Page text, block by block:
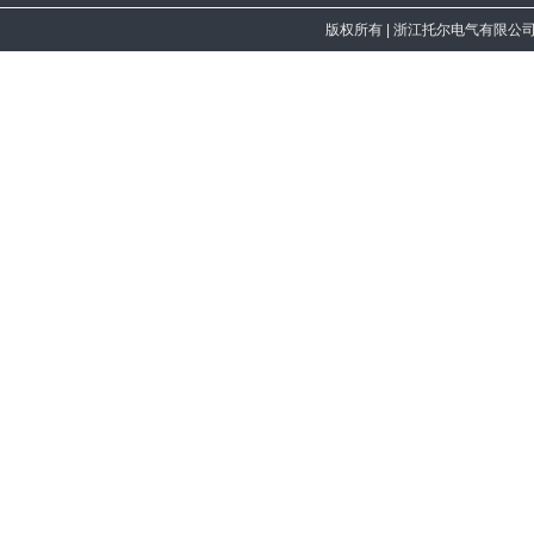
版权所有| 浙江托尔电气有限公